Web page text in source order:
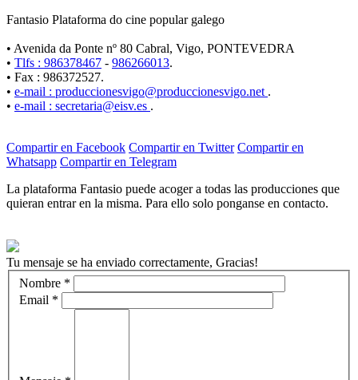
Fantasio Plataforma do cine popular galego
• Avenida da Ponte nº 80 Cabral, Vigo, PONTEVEDRA
• Tlfs : 986378467 - 986266013.
• Fax : 986372527.
• e-mail : produccionesvigo@produccionesvigo.net .
• e-mail : secretaria@eisv.es .
Compartir en Facebook Compartir en Twitter Compartir en
Whatsapp Compartir en Telegram
La plataforma Fantasio puede acoger a todas las producciones que
quieran entrar en la misma. Para ello solo ponganse en contacto.
Tu mensaje se ha enviado correctamente, Gracias!
Nombre *
Email *